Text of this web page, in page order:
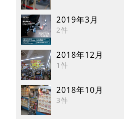
2019年3月
2件
2018年12月
1件
2018年10月
3件